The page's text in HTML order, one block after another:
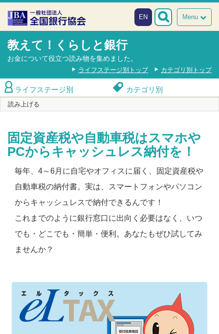
本文へスキップ
障がい者向け相談窓口
Menu
EN
教えて！くらしと銀行
お金について役立つ読み物を集めました。
ライフステージ別トップ カテゴリ別トップ
ライフステージ別 カテゴリ別
読み上げる
固定資産税や自動車税はスマホや
PCからキャッシュレス納付を！
毎年、4～6月に自宅やオフィスに届く、固定資産税や
自動車税の納付書。実は、スマートフォンやパソコン
からキャッシュレスで納付できるんです！
これまでのように銀行窓口に出向く必要はなく、いつ
でも・どこでも・簡単・便利。あなたもぜひ試してみ
ませんか？